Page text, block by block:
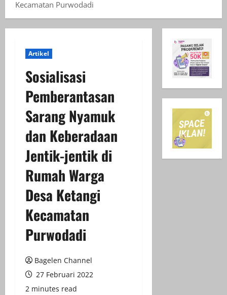
Kecamatan Purwodadi
Artikel
Sosialisasi
Pemberantasan
Sarang Nyamuk
dan Keberadaan
Jentik-jentik di
Rumah Warga
Desa Ketangi
Kecamatan
Purwodadi
Bagelen Channel
27 Februari 2022
2 minutes read